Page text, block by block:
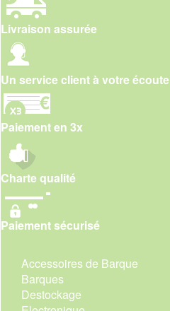
Livraison assurée
Un service client à votre écoute
Paiement en 3x
Charte qualité
Paiement sécurisé
Accessoires de Barque
Barques
Destockage